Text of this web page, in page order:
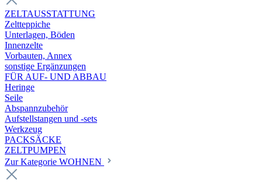
ZELTAUSSTATTUNG
Zeltteppiche
Unterlagen, Böden
Innenzelte
Vorbauten, Annex
sonstige Ergänzungen
FÜR AUF- UND ABBAU
Heringe
Seile
Abspannzubehör
Aufstellstangen und -sets
Werkzeug
PACKSÄCKE
ZELTPUMPEN
Zur Kategorie WOHNEN